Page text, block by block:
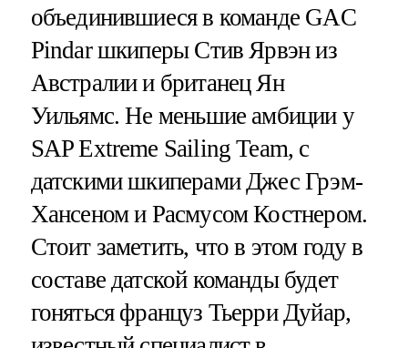
объединившиеся в команде GAC
Pindar шкиперы Стив Ярвэн из
Австралии и британец Ян
Уильямс. Не меньшие амбиции у
SAP Extreme Sailing Team, с
датскими шкиперами Джес Грэм-
Хансеном и Расмусом Костнером.
Стоит заметить, что в этом году в
составе датской команды будет
гоняться француз Тьерри Дуйар,